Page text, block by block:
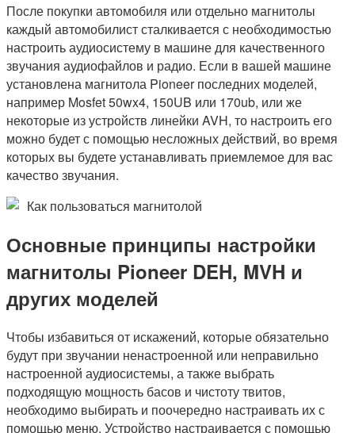
После покупки автомобиля или отдельно магнитолы
каждый автомобилист сталкивается с необходимостью
настроить аудиосистему в машине для качественного
звучания аудиофайлов и радио. Если в вашей машине
установлена магнитола Pioneer последних моделей,
например Mosfet 50wx4, 150UB или 170ub, или же
некоторые из устройств линейки AVH, то настроить его
можно будет с помощью несложных действий, во время
которых вы будете устанавливать приемлемое для вас
качество звучания.
Как пользоваться магнитолой
Основные принципы настройки
магнитолы Pioneer DEH, MVH и
других моделей
Чтобы избавиться от искажений, которые обязательно
будут при звучании ненастроенной или неправильно
настроенной аудиосистемы, а также выбрать
подходящую мощность басов и чистоту твитов,
необходимо выбирать и поочередно настраивать их с
помощью меню. Устройство настраивается с помощью